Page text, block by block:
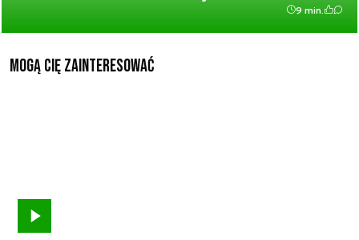
9 min.
Mogą Cię zainteresować